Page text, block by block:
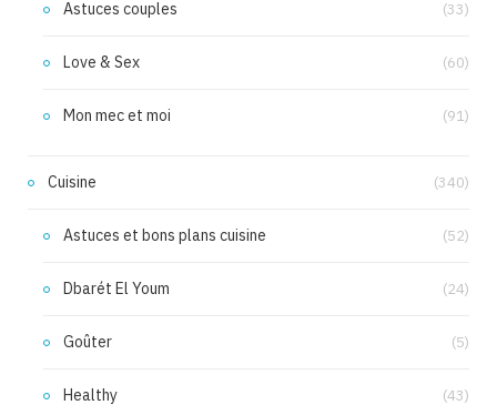
Astuces couples (33)
Love & Sex (60)
Mon mec et moi (91)
Cuisine (340)
Astuces et bons plans cuisine (52)
Dbarét El Youm (24)
Goûter (5)
Healthy (43)